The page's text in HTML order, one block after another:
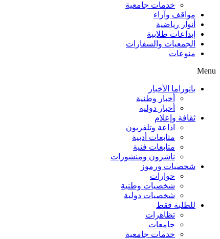
خدمات جامعية
مواقف وآراء
أنوار رياضية
إبداعات طلابية
الجمعيات والسفارات
منوعات
Menu
بانوراما الأخبار
أخبار وطنية
أخبار دولية
ثقافة وإعلام
اذاعة وتلفزيون
متابعات أدبية
متابعات فنية
ناشرون ومنشورات
شخصيات ورموز
حوارات
شخصيات وطنية
شخصيات دولية
للطلبة فقط
تظاهرات
جامعات
خدمات جامعية